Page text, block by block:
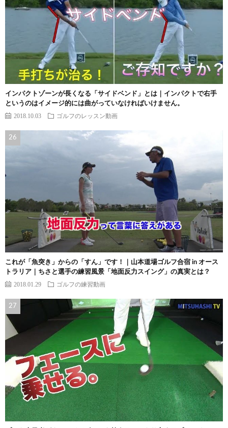
インパクトゾーンが長くなる「サイドベンド」とは｜インパクトで右手
というのはイメージ的には曲がっていなければいけません。
2018.10.03 ゴルフのレッスン動画
これが「魚突き」からの「すん」です！｜山本道場ゴルフ合宿 in オース
トラリア｜ちさと選手の練習風景「地面反力スイング」の真実とは？
2018.01.29 ゴルフの練習動画